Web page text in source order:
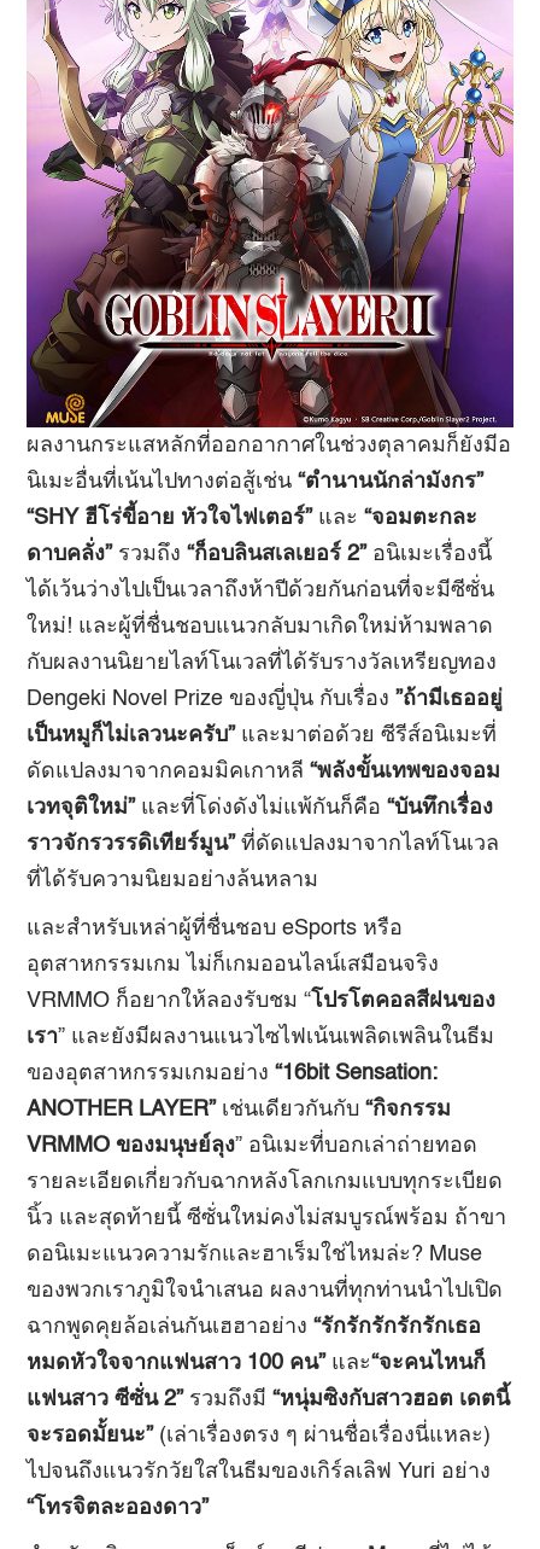
ผลงานกระแสหลักที่ออกอากาศในช่วงตุลาคมก็ยังมีอ
นิเมะอื่นที่เน้นไปทางต่อสู้เช่น“ตำนานนักล่ามังกร”
“SHY ฮีโร่ขี้อาย หัวใจไฟเตอร์”และ“จอมตะกละ
ดาบคลั่ง”รวมถึง“ก็อบลินสเลเยอร์2”อนิเมะเรื่องนี้
ได้เว้นว่างไปเป็นเวลาถึงห้าปีด้วยกันก่อนที่จะมีซีซั่น
ใหม่! และผู้ที่ชื่นชอบแนวกลับมาเกิดใหม่ห้ามพลาด
กับผลงานนิยายไลท์โนเวลที่ได้รับรางวัลเหรียญทอง
Dengeki Novel Prize ของญี่ปุ่น กับเรื่อง”ถ้ามีเธออยู่
เป็นหมูก็ไม่เลวนะครับ”และมาต่อด้วย ซีรีส์อนิเมะที่
ดัดแปลงมาจากคอมมิคเกาหลี“พลังขั้นเทพของจอม
เวทจุติใหม่” และที่โด่งดังไม่แพ้กันก็คือ“บันทึกเรื่อง
ราวจักรวรรดิเทียร์มูน”ที่ดัดแปลงมาจากไลท์โนเวล
ที่ได้รับความนิยมอย่างล้นหลาม
และสำหรับเหล่าผู้ที่ชื่นชอบ eSports หรือ
อุตสาหกรรมเกม ไม่ก็เกมออนไลน์เสมือนจริง
VRMMO ก็อยากให้ลองรับชม “ โปรโตคอลสีฝนของ
เรา” และยังมีผลงานแนวไซไฟเน้นเพลิดเพลินในธีม
ของอุตสาหกรรมเกมอย่าง“16bit Sensation:
ANOTHER LAYER”เช่นเดียวกันกับ“กิจกรรม
VRMMO ของมนุษย์ลุง” อนิเมะที่บอกเล่าถ่ายทอด
รายละเอียดเกี่ยวกับฉากหลังโลกเกมแบบทุกระเบียด
นิ้ว และสุดท้ายนี้ ซีซั่นใหม่คงไม่สมบูรณ์พร้อม ถ้าขา
ดอนิเมะแนวความรักและฮาเร็มใช่ไหมล่ะ? Muse
ของพวกเราภูมิใจนำเสนอ ผลงานที่ทุกท่านนำไปเปิด
ฉากพูดคุยล้อเล่นกันเฮฮาอย่าง“รักรักรักรักรักเธอ
หมดหัวใจจากแฟนสาว 100 คน” และ“จะคนไหนก็
แฟนสาว ซีซั่น 2”รวมถึงมี“หนุ่มซิงกับสาวฮอต เดตนี้
จะรอดมั้ยนะ”(เล่าเรื่องตรง ๆ ผ่านชื่อเรื่องนี่แหละ)
ไปจนถึงแนวรักวัยใสในธีมของเกิร์ลเลิฟ Yuri อย่าง
“โทรจิตละอองดาว”